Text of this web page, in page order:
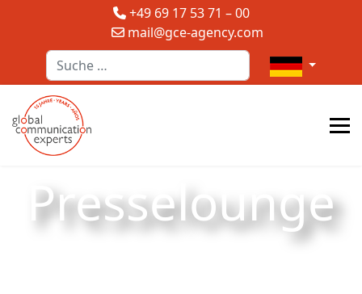
+49 69 17 53 71 – 00
mail@gce-agency.com
Suchen
Sprache
Presselounge